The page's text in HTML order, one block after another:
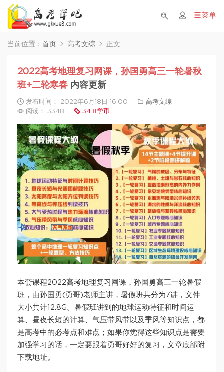
菜单
当前位置： 首页 高考文综 正文
2022高考地理复习网课，孙国勇高三一轮暑秋
班+二轮寒春 内容更新
发布时间： 2022年6月18日 16:00
高考文综
阅读： 3348
34.8学币
本套课程2022高考地理复习网课，孙国勇高三一轮暑假
班，由孙国勇(勇哥)老师主讲，暑假班共分为7讲，文件
大小共计12.8G。暑假班讲到的地球运动特征和时间运
算、昼夜长短的计算、气压带风带以及季风等知识点，都
是高考中的必考点和难点；如果你觉得这些知识点是需要
加强学习的话，一定要跟着勇哥好好的复习，文章底部附
下载地址。